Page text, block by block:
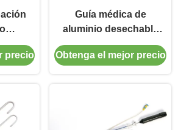
para
precio
Guía médica de
aluminio desechable
Estigleta de
incubación de
Obtenga el mejor precio